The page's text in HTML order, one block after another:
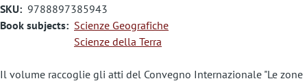
SKU 9788897385943
Book subjects
Scienze Geografiche
Scienze della Terra
Il volume raccoglie gli atti del Convegno Internazionale "Le zone